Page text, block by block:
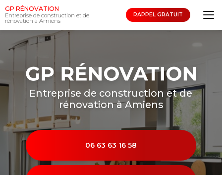
Aller
au
contenu
principal
GP RÉNOVATION
Entreprise de construction et de
rénovation à Amiens
RAPPEL GRATUIT
Entreprise de construction et de
rénovation à Amiens
06 63 63 16 58